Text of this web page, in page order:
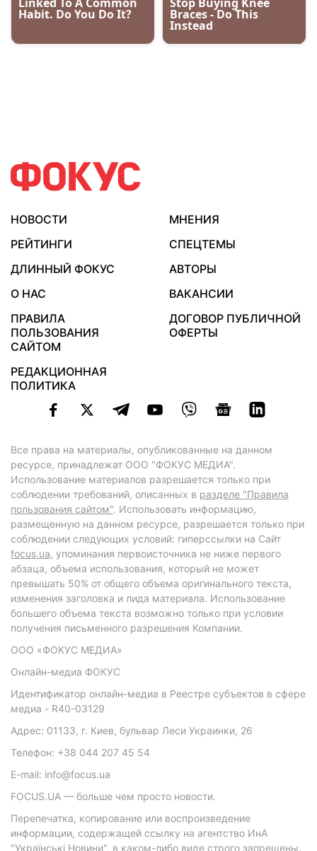
НОВОСТИ
МНЕНИЯ
РЕЙТИНГИ
СПЕЦТЕМЫ
ДЛИННЫЙ ФОКУС
АВТОРЫ
О НАС
ВАКАНСИИ
ПРАВИЛА
ПОЛЬЗОВАНИЯ
САЙТОМ
ДОГОВОР ПУБЛИЧНОЙ
ОФЕРТЫ
РЕДАКЦИОННАЯ
ПОЛИТИКА
Все права на материалы, опубликованные на данном
ресурсе, принадлежат ООО "ФОКУС МЕДИА".
Использование материалов разрешается только при
соблюдении требований, описанных в разделе "Правила
пользования сайтом". Использовать информацию,
размещенную на данном ресурсе, разрешается только при
соблюдении следующих условий: гиперссылки на Сайт
focus.ua, упоминания первоисточника не ниже первого
абзаца, объема использования, который не может
превышать 50% от общего объема оригинального текста,
изменения заголовка и лида материала. Использование
большего объема текста возможно только при условии
получения письменного разрешения Компании.
ООО «ФОКУС МЕДИА»
Онлайн-медиа ФОКУС
Идентификатор онлайн-медиа в Реестре субъектов в сфере
медиа - R40-03129
Адрес: 01133, г. Киев, бульвар Леси Украинки, 26
Телефон: +38 044 207 45 54
E-mail: info@focus.ua
FOCUS.UA — больше чем просто новости.
Перепечатка, копирование или воспроизведение
информации, содержащей ссылку на агентство ИнА
"Українські Новини", в каком-либо виде строго запрещены.